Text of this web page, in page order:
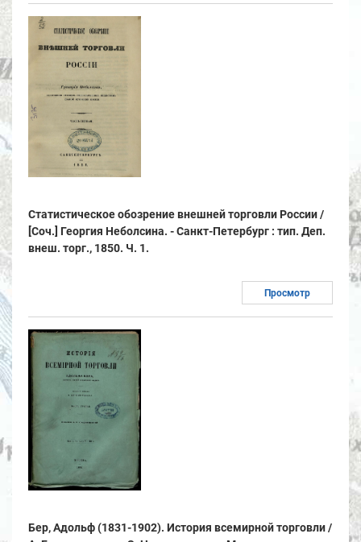
Статистическое обозрение внешней торговли России /
[Соч.] Георгия Неболсина. - Санкт-Петербург : тип. Деп.
внеш. торг., 1850. Ч. 1.
Просмотр
Бер, Адольф (1831-1902). История всемирной торговли /